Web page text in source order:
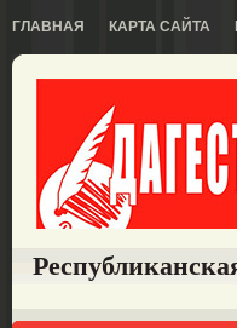
ГЛАВНАЯ КАРТА САЙТА